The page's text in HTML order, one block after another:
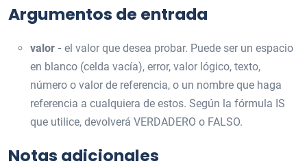
Argumentos de entrada
valor - el valor que desea probar. Puede ser un espacio
en blanco (celda vacía), error, valor lógico, texto,
número o valor de referencia, o un nombre que haga
referencia a cualquiera de estos. Según la fórmula IS
que utilice, devolverá VERDADERO o FALSO.
Notas adicionales